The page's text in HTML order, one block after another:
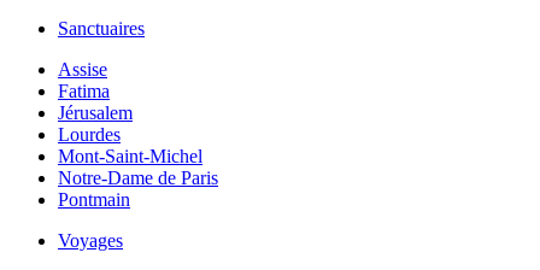
Sanctuaires
Assise
Fatima
Jérusalem
Lourdes
Mont-Saint-Michel
Notre-Dame de Paris
Pontmain
Voyages